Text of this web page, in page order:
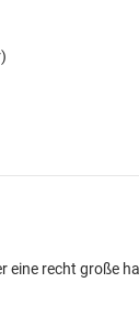
eine recht große